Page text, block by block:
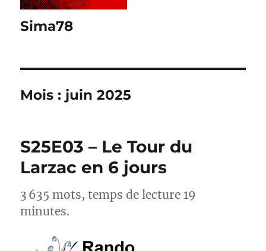
Sima78
Mois : juin 2025
S25E03 – Le Tour du
Larzac en 6 jours
3 635 mots, temps de lecture 19
minutes.